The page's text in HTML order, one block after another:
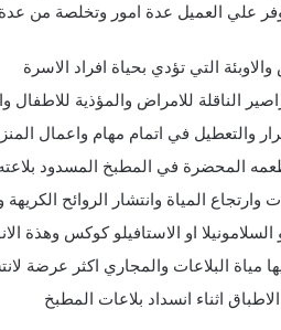
علي العميل عدة امور وتخلصة من
والاوبئة التي تؤدي بحياة افراد الاسرة
الناقلة للامراض والمؤذية للاطفال
والتعطيل في اتمام مهام واعمال
المحضرة في المطبخ المسدود
وارتجاع المياة وانتشار الروائح
مياة البلاعات والمجاري اكثر عرضة
اثناء انسداد بلاعات المطبخ